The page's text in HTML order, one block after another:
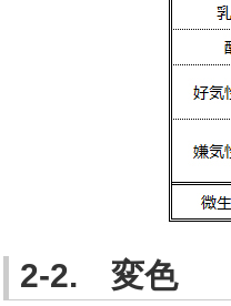
2-2. 変色